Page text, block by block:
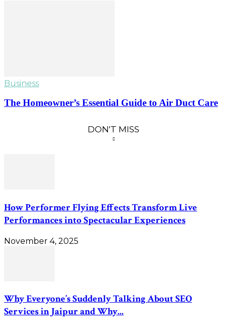
Business
The Homeowner’s Essential Guide to Air Duct Care
DON'T MISS
How Performer Flying Effects Transform Live
Performances into Spectacular Experiences
November 4, 2025
Why Everyone’s Suddenly Talking About SEO
Services in Jaipur and Why...